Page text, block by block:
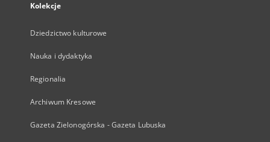
Kolekcje
Dziedzictwo kulturowe
Nauka i dydaktyka
Regionalia
Archiwum Kresowe
Gazeta Zielonogórska - Gazeta Lubuska